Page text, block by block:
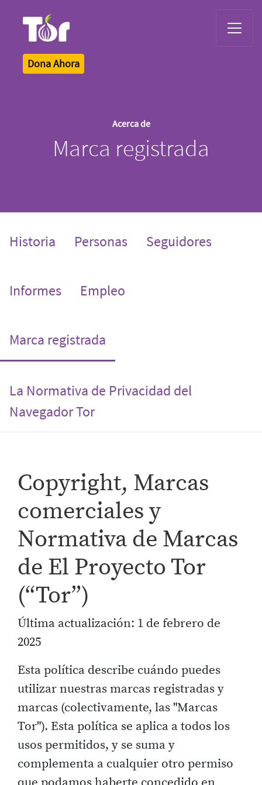
Dona Ahora
Acerca de
Marca registrada
Historia Personas Seguidores
Informes Empleo
Marca registrada
La Normativa de Privacidad del
Navegador Tor
Copyright, Marcas
comerciales y
Normativa de Marcas
de El Proyecto Tor
(“Tor”)
Última actualización: 1 de febrero de
2025
Esta política describe cuándo puedes
utilizar nuestras marcas registradas y
marcas (colectivamente, las "Marcas
Tor"). Esta política se aplica a todos los
usos permitidos, y se suma y
complementa a cualquier otro permiso